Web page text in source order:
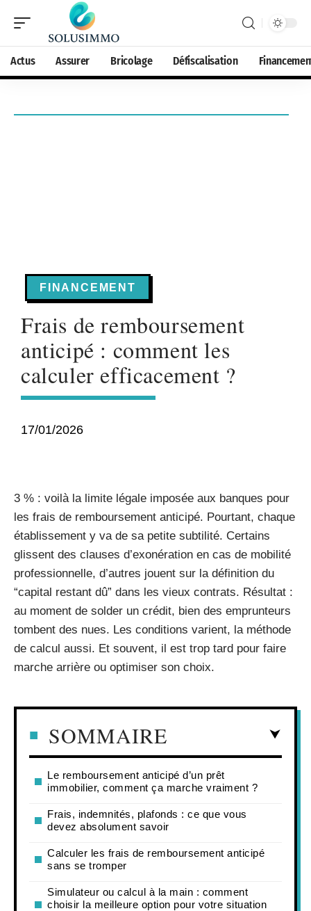
Actus Assurer Bricolage Défiscalisation
FINANCEMENT
Frais de remboursement
anticipé : comment les
calculer efficacement ?
17/01/2026
3 % : voilà la limite légale imposée aux banques pour
les frais de remboursement anticipé. Pourtant, chaque
établissement y va de sa petite subtilité. Certains
glissent des clauses d’exonération en cas de mobilité
professionnelle, d’autres jouent sur la définition du
“capital restant dû” dans les vieux contrats. Résultat :
au moment de solder un crédit, bien des emprunteurs
tombent des nues. Les conditions varient, la méthode
de calcul aussi. Et souvent, il est trop tard pour faire
marche arrière ou optimiser son choix.
SOMMAIRE
Le remboursement anticipé d’un prêt
immobilier, comment ça marche vraiment ?
Frais, indemnités, plafonds : ce que vous
devez absolument savoir
Calculer les frais de remboursement anticipé
sans se tromper
Simulateur ou calcul à la main : comment
choisir la meilleure option pour votre situation